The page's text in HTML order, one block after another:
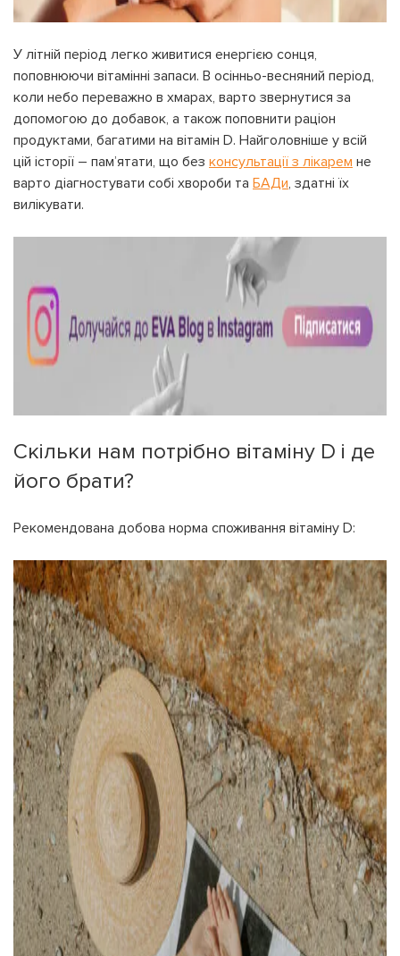
У літній період легко живитися енергією сонця,
поповнюючи вітамінні запаси. В осінньо-весняний період,
коли небо переважно в хмарах, варто звернутися за
допомогою до добавок, а також поповнити раціон
продуктами, багатими на вітамін D. Найголовніше у всій
цій історії – пам’ятати, що без консультації з лікарем не
варто діагностувати собі хвороби та БАДи, здатні їх
вилікувати.
Скільки нам потрібно вітаміну D і де
його брати?
Рекомендована добова норма споживання вітаміну D: